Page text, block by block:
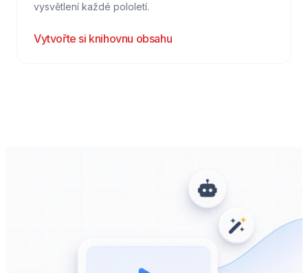
vysvětlení každé pololetí.
Vytvořte si knihovnu obsahu